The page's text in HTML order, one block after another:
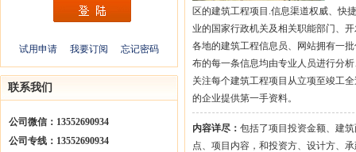
试用申请 我要订阅 忘记密码
联系我们
公司微信：13552690934
公司专线：13552690934
区的建筑工程项目.信息渠道权威、快
业的国家行政机关及相关职能部门、
各地的建筑工程信息员、网站拥有一
布的每一条信息均由专业人员进行分
关注每个建筑工程项目从立项至竣工
的企业提供第一手资料。
内容详尽： 包括了项目投资金额、建
点、项目内容，和投资方、设计方、